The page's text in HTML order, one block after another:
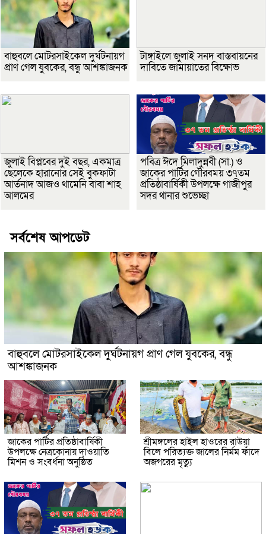
বাহুবলে মোটরসাইকেল দুর্ঘটনায়গ
প্রাণ গেল যুবকের, বন্ধু আশঙ্কাজনক
টাঙ্গাইলে জুলাই সনদ বাস্তবায়নের
দাবিতে জামায়াতের বিক্ষোভ
জুলাই বিপ্লবের দুই বছর, একমাত্র
ছেলেকে হারানোর সেই বুকফাটা
আর্তনাদ আজও থামেনি বাবা শাহ
আলমের
পবিত্র ঈদে মিলাদুন্নবী (সা.) ও
জাকের পার্টির গৌরবময় ৩৭তম
প্রতিষ্ঠাবার্ষিকী উপলক্ষে গাজীপুর
সদর থানার শুভেচ্ছা
সর্বশেষ আপডেট
বাহুবলে মোটরসাইকেল দুর্ঘটনায়গ প্রাণ গেল যুবকের, বন্ধু
আশঙ্কাজনক
জাকের পার্টির প্রতিষ্ঠাবার্ষিকী
উপলক্ষে নেত্রকোনায় দাওয়াতি
মিশন ও সংবর্ধনা অনুষ্ঠিত
শ্রীমঙ্গলের হাইল হাওরের রাউয়া
বিলে পরিত্যক্ত জালের নির্মম ফাঁদে
অজগরের মৃত্যু